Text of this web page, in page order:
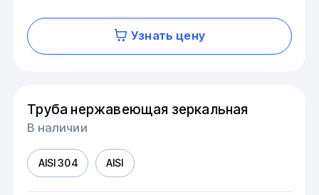
Узнать цену
Труба нержавеющая зеркальная
В наличии
AISI 304 AISI